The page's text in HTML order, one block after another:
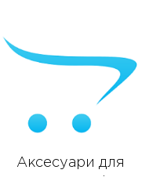
Аксесуари для